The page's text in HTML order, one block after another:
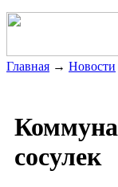
Главная → Новости
сосулек